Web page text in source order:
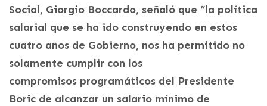
Social, Giorgio Boccardo, señaló que “la política
salarial que se ha ido construyendo en estos
cuatro años de Gobierno, nos ha permitido no
solamente cumplir con los
compromisos programáticos del Presidente
Boric de alcanzar un salario mínimo de